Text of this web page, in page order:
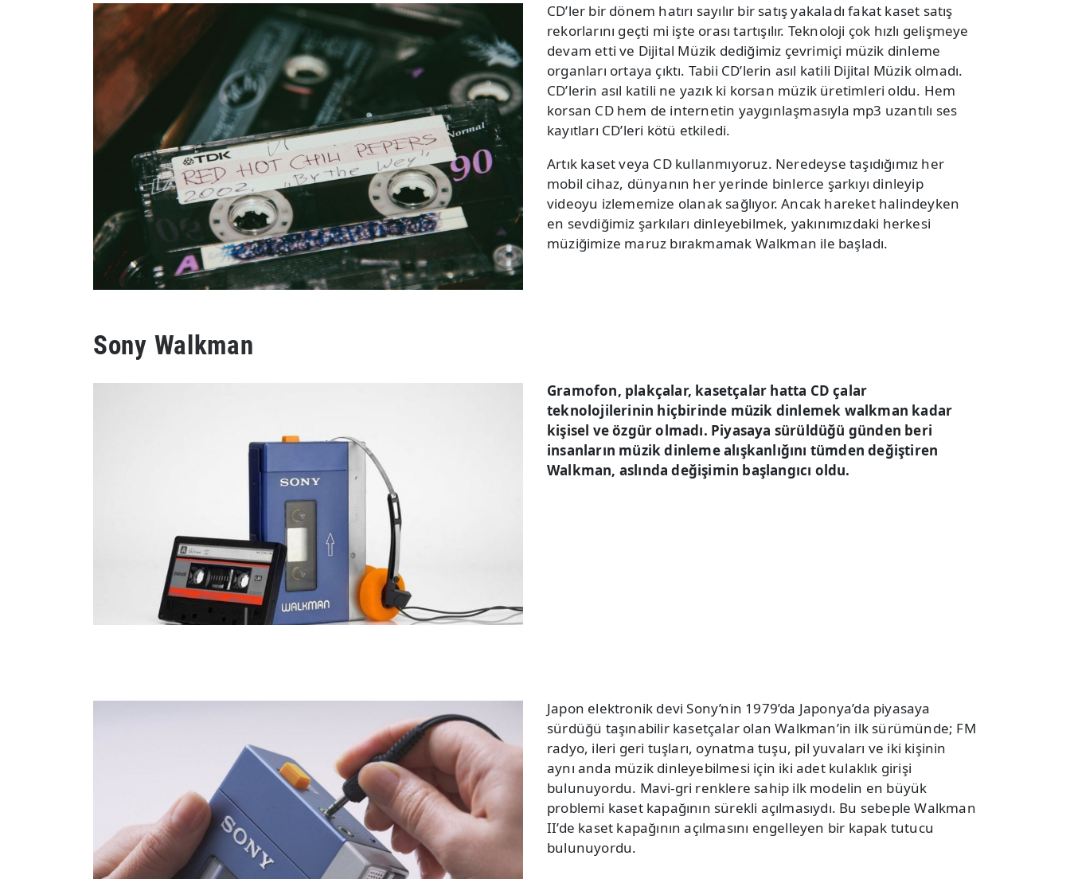
CD’ler bir dönem hatırı sayılır bir satış yakaladı fakat kaset satış
rekorlarını geçti mi işte orası tartışılır. Teknoloji çok hızlı gelişmeye
devam etti ve Dijital Müzik dediğimiz çevrimiçi müzik dinleme
organları ortaya çıktı. Tabii CD’lerin asıl katili Dijital Müzik olmadı.
CD’lerin asıl katili ne yazık ki korsan müzik üretimleri oldu. Hem
korsan CD hem de internetin yaygınlaşmasıyla mp3 uzantılı ses
kayıtları CD’leri kötü etkiledi.
Artık kaset veya CD kullanmıyoruz. Neredeyse taşıdığımız her
mobil cihaz, dünyanın her yerinde binlerce şarkıyı dinleyip
videoyu izlememize olanak sağlıyor. Ancak hareket halindeyken
en sevdiğimiz şarkıları dinleyebilmek, yakınımızdaki herkesi
müziğimize maruz bırakmamak Walkman ile başladı.
Sony Walkman
Gramofon, plakçalar, kasetçalar hatta CD çalar
teknolojilerinin hiçbirinde müzik dinlemek walkman kadar
kişisel ve özgür olmadı. Piyasaya sürüldüğü günden beri
insanların müzik dinleme alışkanlığını tümden değiştiren
Walkman, aslında değişimin başlangıcı oldu.
Japon elektronik devi Sony’nin 1979’da Japonya’da piyasaya
sürdüğü taşınabilir kasetçalar olan Walkman’in ilk sürümünde; FM
radyo, ileri geri tuşları, oynatma tuşu, pil yuvaları ve iki kişinin
aynı anda müzik dinleyebilmesi için iki adet kulaklık girişi
bulunuyordu. Mavi-gri renklere sahip ilk modelin en büyük
problemi kaset kapağının sürekli açılmasıydı. Bu sebeple Walkman
II’de kaset kapağının açılmasını engelleyen bir kapak tutucu
bulunuyordu.